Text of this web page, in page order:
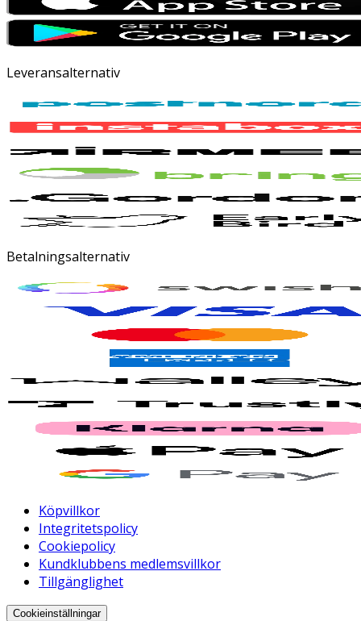
Leveransalternativ
Betalningsalternativ
Köpvillkor
Integritetspolicy
Cookiepolicy
Kundklubbens medlemsvillkor
Tillgänglighet
Cookieinställningar